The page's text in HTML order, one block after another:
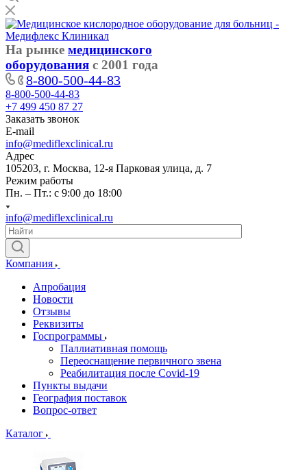
На рынке медицинского
оборудования с 2001 года
8-800-500-44-83
8-800-500-44-83
+7 499 450 87 27
Заказать звонок
E-mail
info@mediflexclinical.ru
Адрес
105203, г. Москва, 12-я Парковая улица, д. 7
Режим работы
Пн. – Пт.: с 9:00 до 18:00
info@mediflexclinical.ru
Компания
Апробация
Новости
Отзывы
Реквизиты
Госпрограммы
Паллиативная помощь
Переоснащение первичного звена
Реабилитация после Covid-19
Пункты выдачи
География поставок
Вопрос-ответ
Каталог